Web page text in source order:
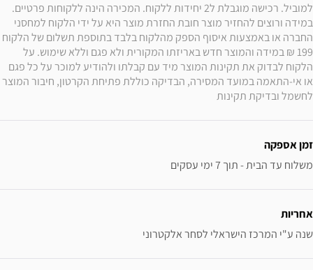
לחשמל ובדיקת תקינות
זמן אספקה
משלוח עד הבית - תוך 7 ימי עסקים
אחריות
שנה ע"י המרכז הישראלי לסחר אלקטרוני